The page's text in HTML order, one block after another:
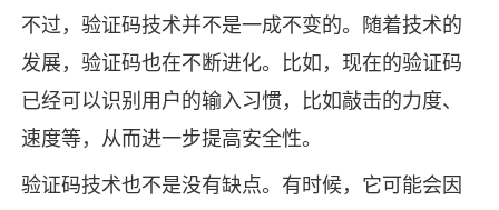
不过，验证码技术并不是一成不变的。随着技术的
发展，验证码也在不断进化。比如，现在的验证码
已经可以识别用户的输入习惯，比如敲击的力度、
速度等，从而进一步提高安全性。
验证码技术也不是没有缺点。有时候，它可能会因